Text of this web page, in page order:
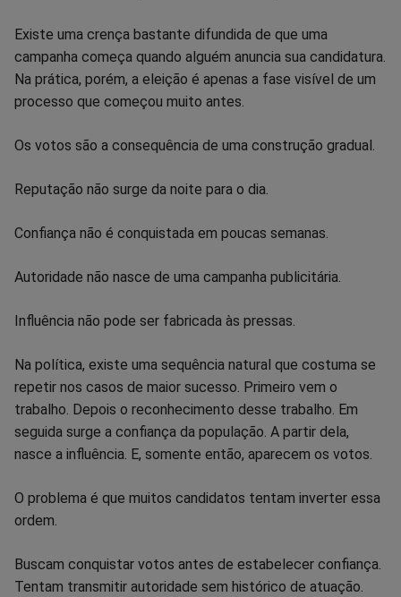
Existe uma crença bastante difundida de que uma
campanha começa quando alguém anuncia sua candidatura.
Na prática, porém, a eleição é apenas a fase visível de um
processo que começou muito antes.
Os votos são a consequência de uma construção gradual.
Reputação não surge da noite para o dia.
Confiança não é conquistada em poucas semanas.
Autoridade não nasce de uma campanha publicitária.
Influência não pode ser fabricada às pressas.
Na política, existe uma sequência natural que costuma se
repetir nos casos de maior sucesso. Primeiro vem o
trabalho. Depois o reconhecimento desse trabalho. Em
seguida surge a confiança da população. A partir dela,
nasce a influência. E, somente então, aparecem os votos.
O problema é que muitos candidatos tentam inverter essa
ordem.
Buscam conquistar votos antes de estabelecer confiança.
Tentam transmitir autoridade sem histórico de atuação.